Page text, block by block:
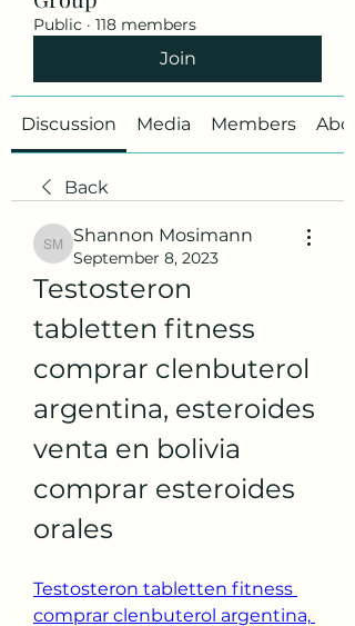
Public · 118 members
Join
Discussion Media Members
Back
Shannon Mosimann
Shannon Mosimann
September 8, 2023
Testosteron
tabletten fitness
comprar clenbuterol
argentina, esteroides
venta en bolivia
comprar esteroides
orales
Testosteron tabletten fitness
comprar clenbuterol argentina,